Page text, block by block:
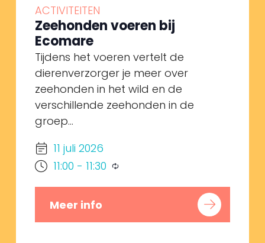
ACTIVITEITEN
Zeehonden voeren bij
Ecomare
Tijdens het voeren vertelt de
dierenverzorger je meer over
zeehonden in het wild en de
verschillende zeehonden in de
groep...
11 juli 2026
11:00 - 11:30
Meer info